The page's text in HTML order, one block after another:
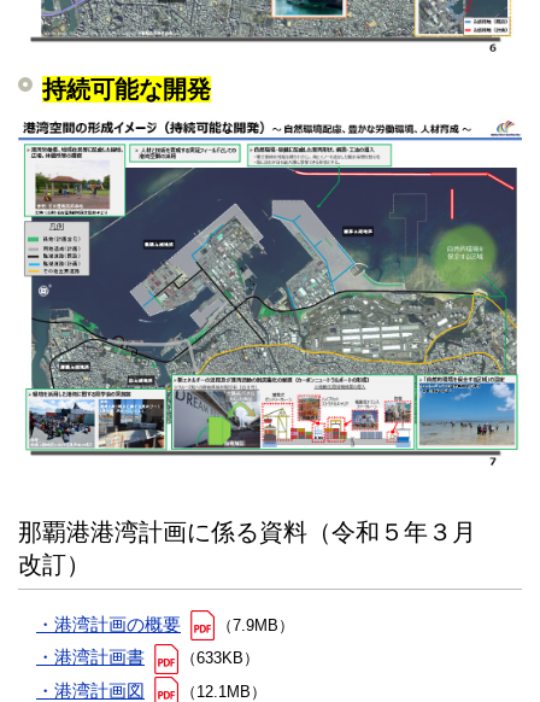
持続可能な開発
那覇港港湾計画に係る資料（令和５年３月
改訂）
・港湾計画の概要 （7.9MB）
・港湾計画書 （633KB）
・港湾計画図 （12.1MB）